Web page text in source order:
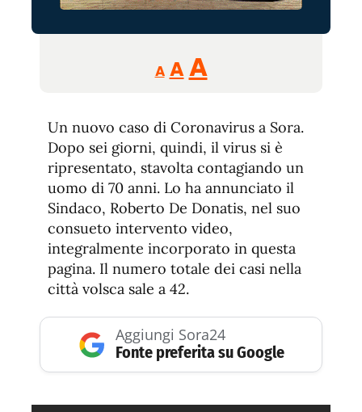
A
Reducir
tamaño
A Restablecer
tamaño
fuente
AAumentar
de
fuente.
Un nuovo caso di Coronavirus a Sora.
Dopo sei giorni, quindi, il virus si è
ripresentato, stavolta contagiando un
uomo di 70 anni. Lo ha annunciato il
Sindaco, Roberto De Donatis, nel suo
consueto intervento video,
integralmente incorporato in questa
pagina. Il numero totale dei casi nella
città volsca sale a 42.
Aggiungi Sora24
Fonte preferita su Google